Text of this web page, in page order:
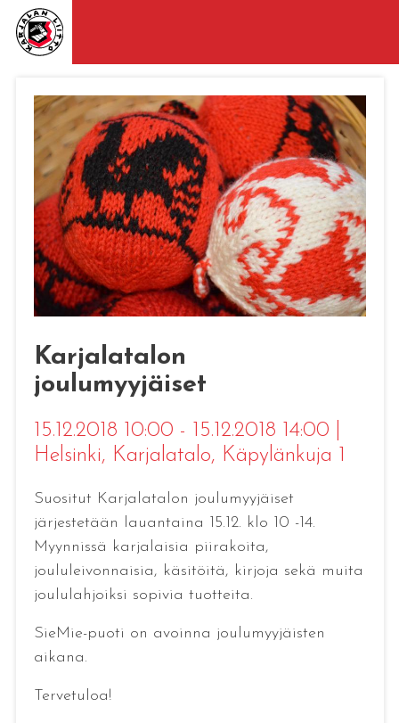
Karjalatalon
joulumyyjäiset
15.12.2018 10:00 - 15.12.2018 14:00
Helsinki, Karjalatalo, Käpylänkuja 1
Suositut Karjalatalon joulumyyjäiset
järjestetään lauantaina 15.12. klo 10 -14.
Myynnissä karjalaisia piirakoita,
joululeivonnaisia, käsitöitä, kirjoja sekä muita
joululahjoiksi sopivia tuotteita.
SieMie-puoti on avoinna joulumyyjäisten
aikana.
Tervetuloa!